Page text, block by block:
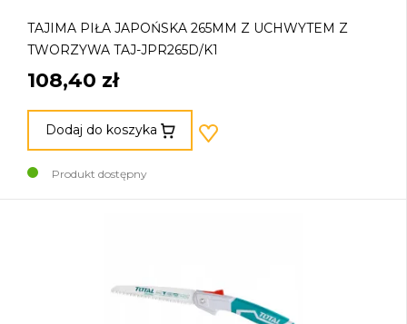
TAJIMA PIŁA JAPOŃSKA 265MM Z UCHWYTEM Z
TWORZYWA TAJ-JPR265D/K1
108,40 zł
Dodaj do koszyka
Produkt dostępny